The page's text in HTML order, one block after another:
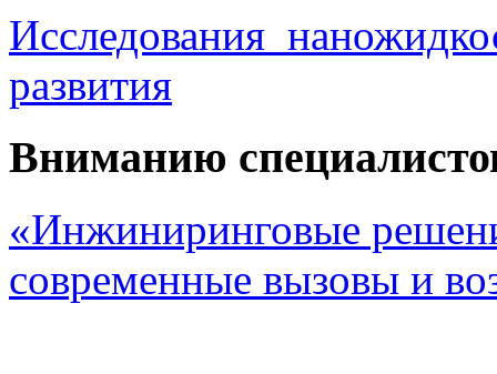
Исследования
развития
Вниманию
«Инжиниринговые
современные вызовы и